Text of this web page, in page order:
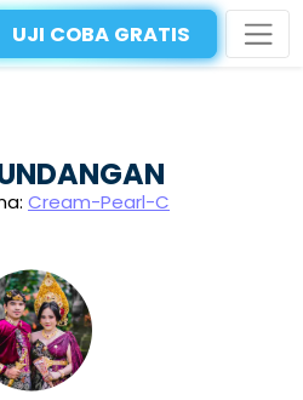
UJI COBA GRATIS
Cream-Pearl-C